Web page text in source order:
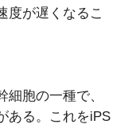
度が遅くなるこ
胞の一種で、
ある。これをiPS